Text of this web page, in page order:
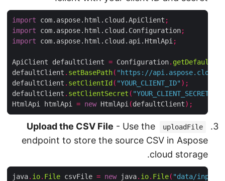
import com.aspose.html.cloud.ApiClient
import com.aspose.html.cloud.Configuration
import com.aspose.html.cloud.api.HtmlApi
ApiClient defaultClient = Configuration.
defaultClient.setBasePath ( "https://
defaultClient.setClientId ("YOUR_CLIENT_ID" );
defaultClient.setClientSecret ("YOUR_CLIENT_SECRET"
HtmlApi htmlApi = new HtmlApi(defaultClient );
Upload the CSV File- Use the uploadFile
endpoint to store the source CSV in Aspose
cloud storage.
java.io.File csvFile = new java.io.File ("data/